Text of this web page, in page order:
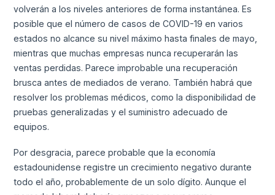
volverán a los niveles anteriores de forma instantánea. Es
posible que el número de casos de COVID-19 en varios
estados no alcance su nivel máximo hasta finales de mayo,
mientras que muchas empresas nunca recuperarán las
ventas perdidas. Parece improbable una recuperación
brusca antes de mediados de verano. También habrá que
resolver los problemas médicos, como la disponibilidad de
pruebas generalizadas y el suministro adecuado de
equipos.
Por desgracia, parece probable que la economía
estadounidense registre un crecimiento negativo durante
todo el año, probablemente de un solo dígito. Aunque el